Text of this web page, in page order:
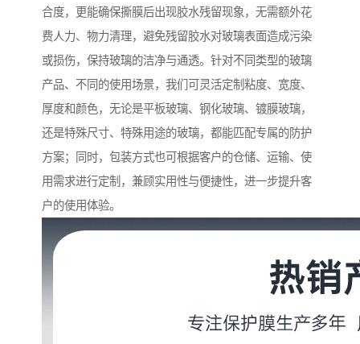
合度，更能确保撕膜后出现胶水残留现象，无需额外花
费人力、物力清理，避免残留胶水对玻璃表面造成污染
或损伤，保持玻璃的洁净与通透。针对不同类型的玻璃
产品、不同的使用场景，我们可灵活定制粘度、宽度、
厚度和颜色，无论是平板玻璃、钢化玻璃、镀膜玻璃，
还是特殊尺寸、特殊用途的玻璃，都能匹配专属的防护
方案；同时，包装方式也可根据客户的仓储、运输、使
用需求进行定制，兼顾实用性与便捷性，进一步提升客
户的使用体验。